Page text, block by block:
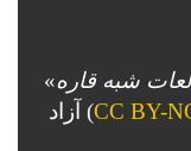
شبه قاره»
CC BY-) آزاد